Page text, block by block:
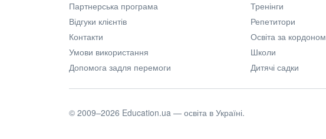
Партнерська програма
Відгуки клієнтів
Контакти
Умови використання
Допомога задля перемоги
Тренінги
Репетитори
Освіта за кордоном
Школи
Дитячі садки
© 2009–2026 Education.ua — освіта в Україні.